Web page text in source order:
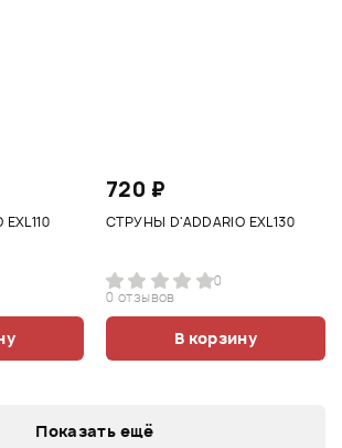
720 ₽
СТРУНЫ D'ADDARIO EXL130
0
0 отзывов
В корзину
Показать ещё